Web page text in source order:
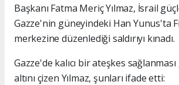
Başkanı Fatma Meriç Yılmaz, İsrail
Gazze'nin güneyindeki Han Yunus'ta
merkezine düzenlediği saldırıyı kınadı.
Gazze'de kalıcı bir ateşkes
altını çizen Yılmaz, şunları ifade etti: